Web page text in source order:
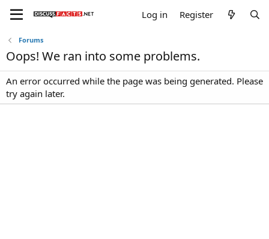
Log in Register
Forums
Oops! We ran into some problems.
An error occurred while the page was being generated. Please
try again later.